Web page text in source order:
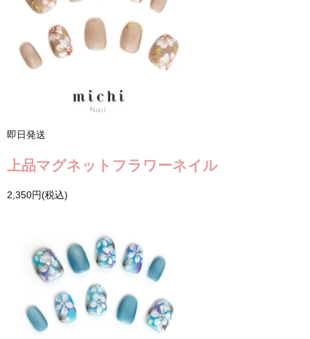
即日発送
上品マグネットフラワーネイル
2,350円(税込)